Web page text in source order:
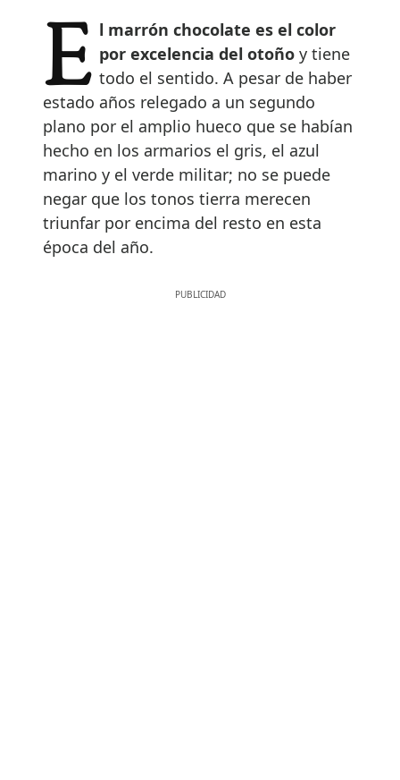
El marrón chocolate es el color por excelencia del otoño y tiene
todo el sentido. A pesar de haber
estado años relegado a un segundo
plano por el amplio hueco que se habían
hecho en los armarios el gris, el azul
marino y el verde militar; no se puede
negar que los tonos tierra merecen
triunfar por encima del resto en esta
época del año.